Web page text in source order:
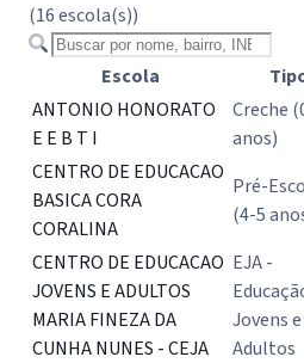
(16 escola(s))
Buscar escola
Escola
ANTONIO HONORATO
E E B T I
Creche
anos)
CENTRO DE EDUCACAO
BASICA CORA
CORALINA
Pré-
(4-5
CENTRO DE EDUCACAO
JOVENS E ADULTOS
MARIA FINEZA DA
CUNHA NUNES - CEJA
EJA -
Jovens e
Adultos